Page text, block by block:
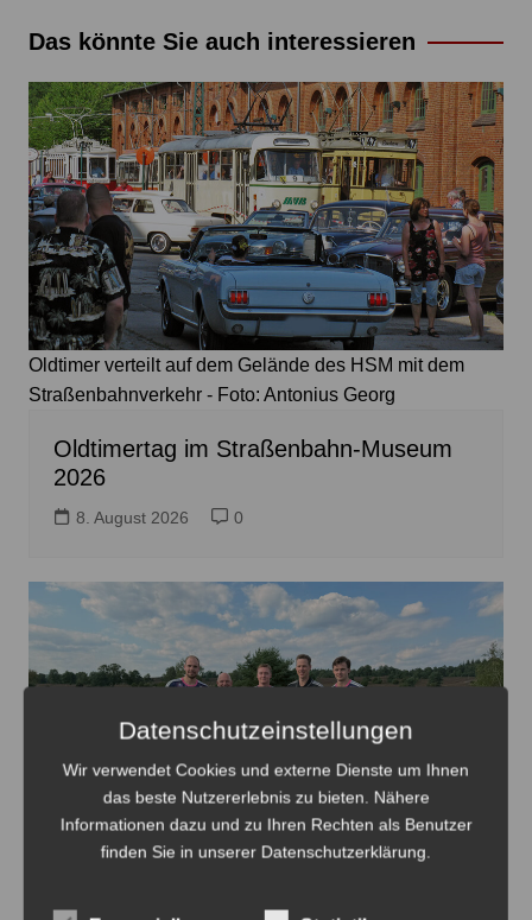
Das könnte Sie auch interessieren
Oldtimer verteilt auf dem Gelände des HSM mit dem
Straßenbahnverkehr - Foto: Antonius Georg
Oldtimertag im Straßenbahn-Museum
2026
8. August 2026 0
Das neue Recken-Auswärtstrikot erinnert an die Heide -
Datenschutzeinstellungen
Wir verwendet Cookies und externe Dienste um Ihnen
das beste Nutzererlebnis zu bieten. Nähere
Informationen dazu und zu Ihren Rechten als Benutzer
finden Sie in unserer Datenschutzerklärung.